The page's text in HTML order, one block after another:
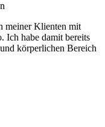
meiner Klienten mit
Ich habe damit bereits
körperlichen Bereich